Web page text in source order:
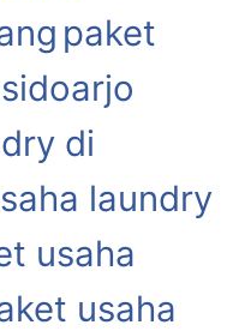
paket
di
laundry
usaha
usaha